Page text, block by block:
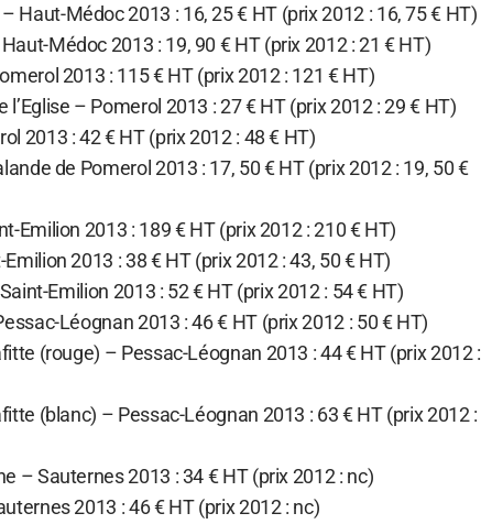
Haut-Médoc 2013 : 16, 25 € HT (prix 2012 : 16, 75 € HT)
Médoc 2013 : 19, 90 € HT (prix 2012 : 21 € HT)
2013 : 115 € HT (prix 2012 : 121 € HT)
– Pomerol 2013 : 27 € HT (prix 2012 : 29 € HT)
2013 : 42 € HT (prix 2012 : 48 € HT)
de Pomerol 2013 : 17, 50 € HT (prix 2012 : 19, 50 €
Emilion 2013 : 189 € HT (prix 2012 : 210 € HT)
2013 : 38 € HT (prix 2012 : 43, 50 € HT)
Emilion 2013 : 52 € HT (prix 2012 : 54 € HT)
Léognan 2013 : 46 € HT (prix 2012 : 50 € HT)
(rouge) – Pessac-Léognan 2013 : 44 € HT (prix 2012 :
(blanc) – Pessac-Léognan 2013 : 63 € HT (prix 2012 :
– Sauternes 2013 : 34 € HT (prix 2012 : nc)
2013 : 46 € HT (prix 2012 : nc)